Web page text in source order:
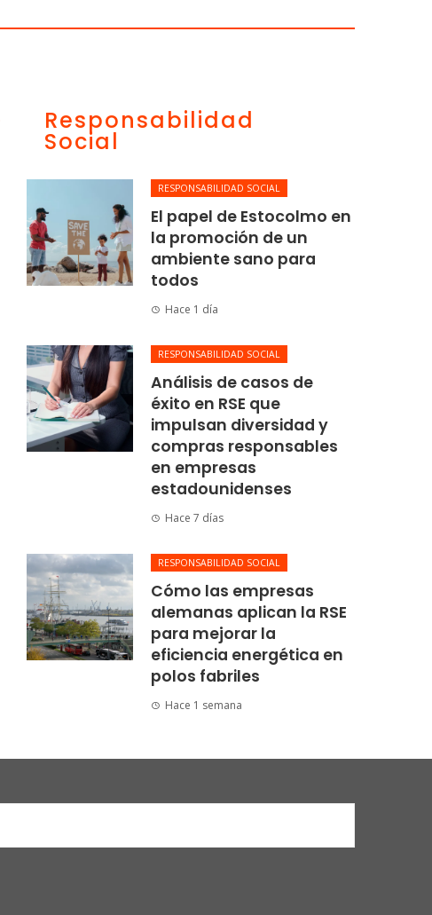
Responsabilidad
Social
RESPONSABILIDAD SOCIAL
El papel de Estocolmo en
la promoción de un
ambiente sano para
todos
Hace 1 día
RESPONSABILIDAD SOCIAL
Análisis de casos de
éxito en RSE que
impulsan diversidad y
compras responsables
en empresas
estadounidenses
Hace 7 días
RESPONSABILIDAD SOCIAL
Cómo las empresas
alemanas aplican la RSE
para mejorar la
eficiencia energética en
polos fabriles
Hace 1 semana